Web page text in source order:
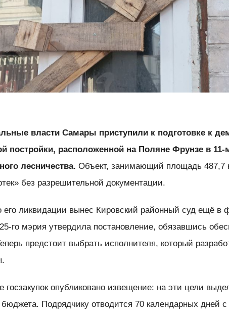
власти Самары приступили к подготовке к
постройки, расположенной на Поляне Фрунзе в 11-
лесничества. Объект, занимающий площадь 487,7
без разрешительной документации.
его ликвидации вынес Кировский районный суд ещё в
го мэрия утвердила постановление, обязавшись
предстоит выбрать исполнителя, который
госзакупок опубликовано извещение: на эти цели
Подрядчику отводится 70 календарных дней